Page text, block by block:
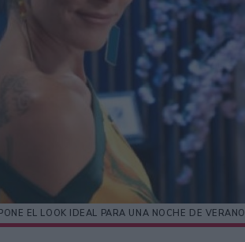
EL LOOK IDEAL PARA UNA NOCHE DE VERANO